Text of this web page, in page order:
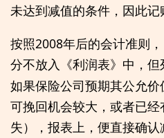
未达到减值的条件，因此记
按照2008年后的会计准则
分不放入《利润表》中，但
如果保险公司预期其公允
可挽回机会较大，或者已
失），报表上，便直接确